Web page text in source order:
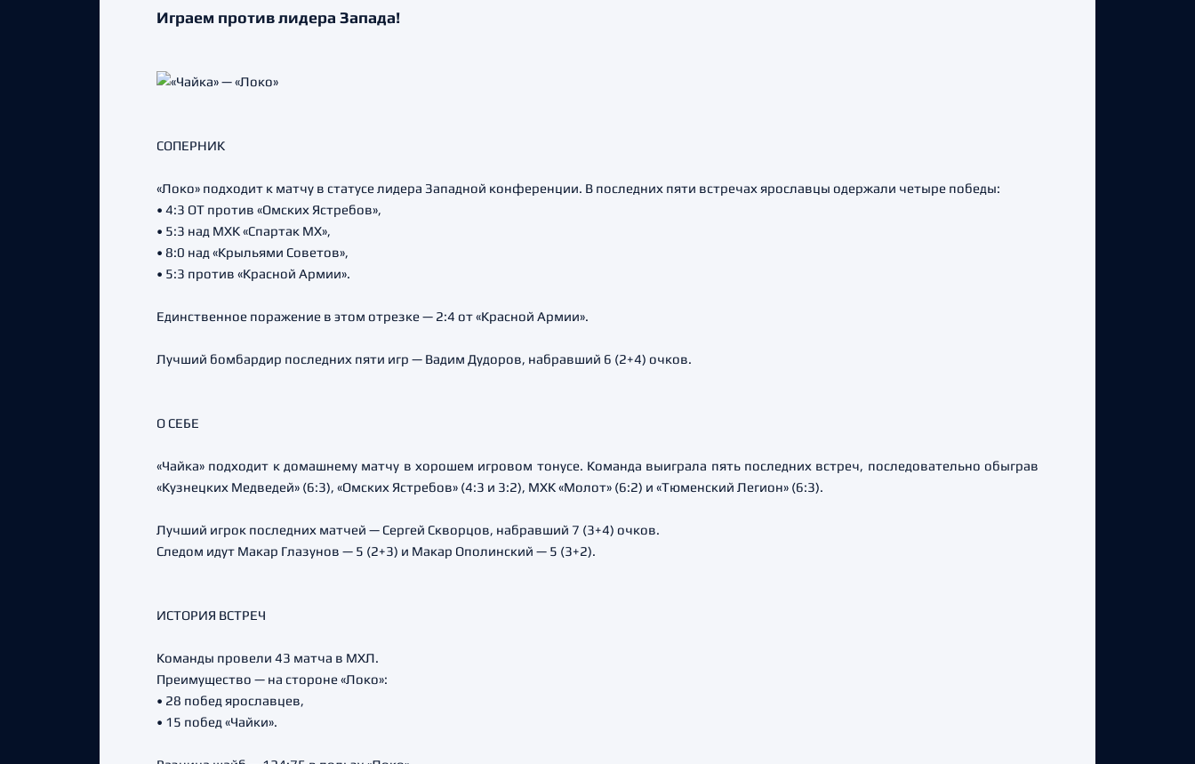
Играем против лидера Запада!
СОПЕРНИК
«Локо» подходит к матчу в статусе лидера Западной конференции. В последних пяти встречах ярославцы одержали четыре победы:
• 4:3 ОТ против «Омских Ястребов»,
• 5:3 над МХК «Спартак МХ»,
• 8:0 над «Крыльями Советов»,
• 5:3 против «Красной Армии».
Единственное поражение в этом отрезке — 2:4 от «Красной Армии».
Лучший бомбардир последних пяти игр — Вадим Дудоров, набравший 6 (2+4) очков.
О СЕБЕ
«Чайка» подходит к домашнему матчу в хорошем игровом тонусе. Команда выиграла пять последних встреч, последовательно обыграв
«Кузнецких Медведей» (6:3), «Омских Ястребов» (4:3 и 3:2), МХК «Молот» (6:2) и «Тюменский Легион» (6:3).
Лучший игрок последних матчей — Сергей Скворцов, набравший 7 (3+4) очков.
Следом идут Макар Глазунов — 5 (2+3) и Макар Ополинский — 5 (3+2).
ИСТОРИЯ ВСТРЕЧ
Команды провели 43 матча в МХЛ.
Преимущество — на стороне «Локо»:
• 28 побед ярославцев,
• 15 побед «Чайки».